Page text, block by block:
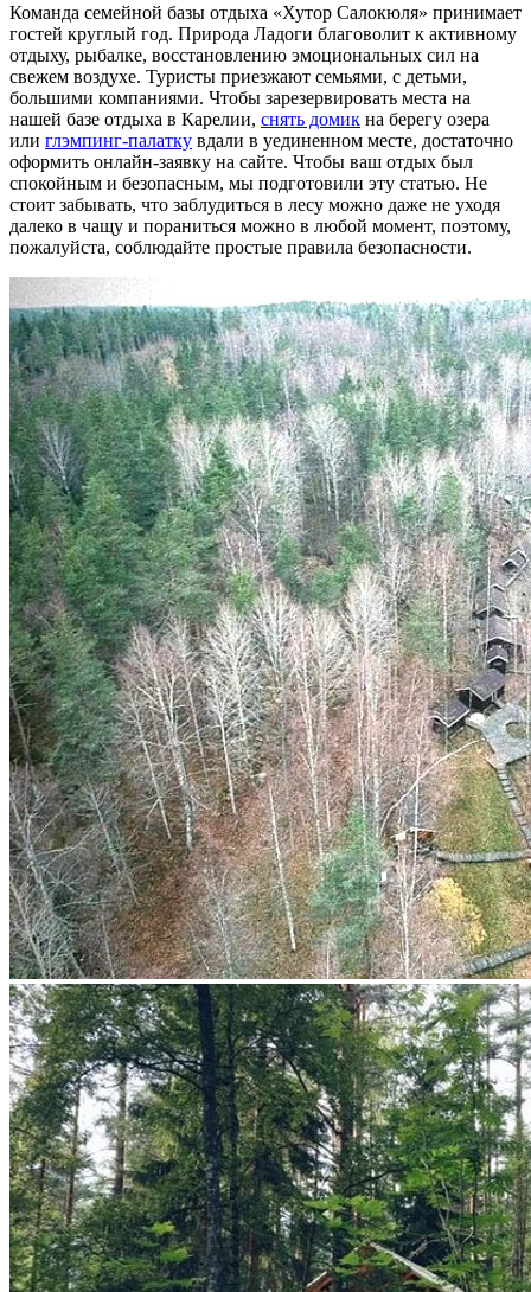
Команда семейной базы отдыха «Хутор Салокюля» принимает
гостей круглый год. Природа Ладоги благоволит к активному
отдыху, рыбалке, восстановлению эмоциональных сил на
свежем воздухе. Туристы приезжают семьями, с детьми,
большими компаниями. Чтобы зарезервировать места на
нашей базе отдыха в Карелии, снять домик на берегу озера
или глэмпинг-палатку вдали в уединенном месте, достаточно
оформить онлайн-заявку на сайте. Чтобы ваш отдых был
спокойным и безопасным, мы подготовили эту статью. Не
стоит забывать, что заблудиться в лесу можно даже не уходя
далеко в чащу и пораниться можно в любой момент, поэтому,
пожалуйста, соблюдайте простые правила безопасности.